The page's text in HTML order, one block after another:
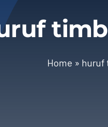
Home » huruf